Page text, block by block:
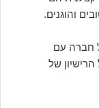
והוגנים.
חברה עם
של